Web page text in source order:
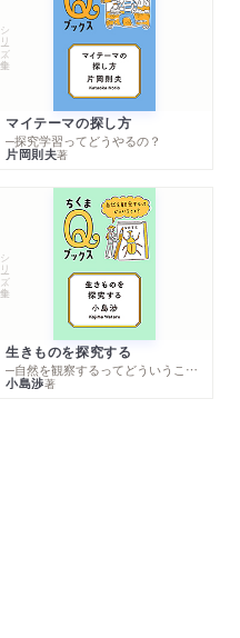
シリーズ・全集
マイテーマの探し方
─探究学習ってどうやるの？
片岡則夫著
シリーズ・全集
生きものを探究する
─自然を観察するってどういうこと？
小島渉著